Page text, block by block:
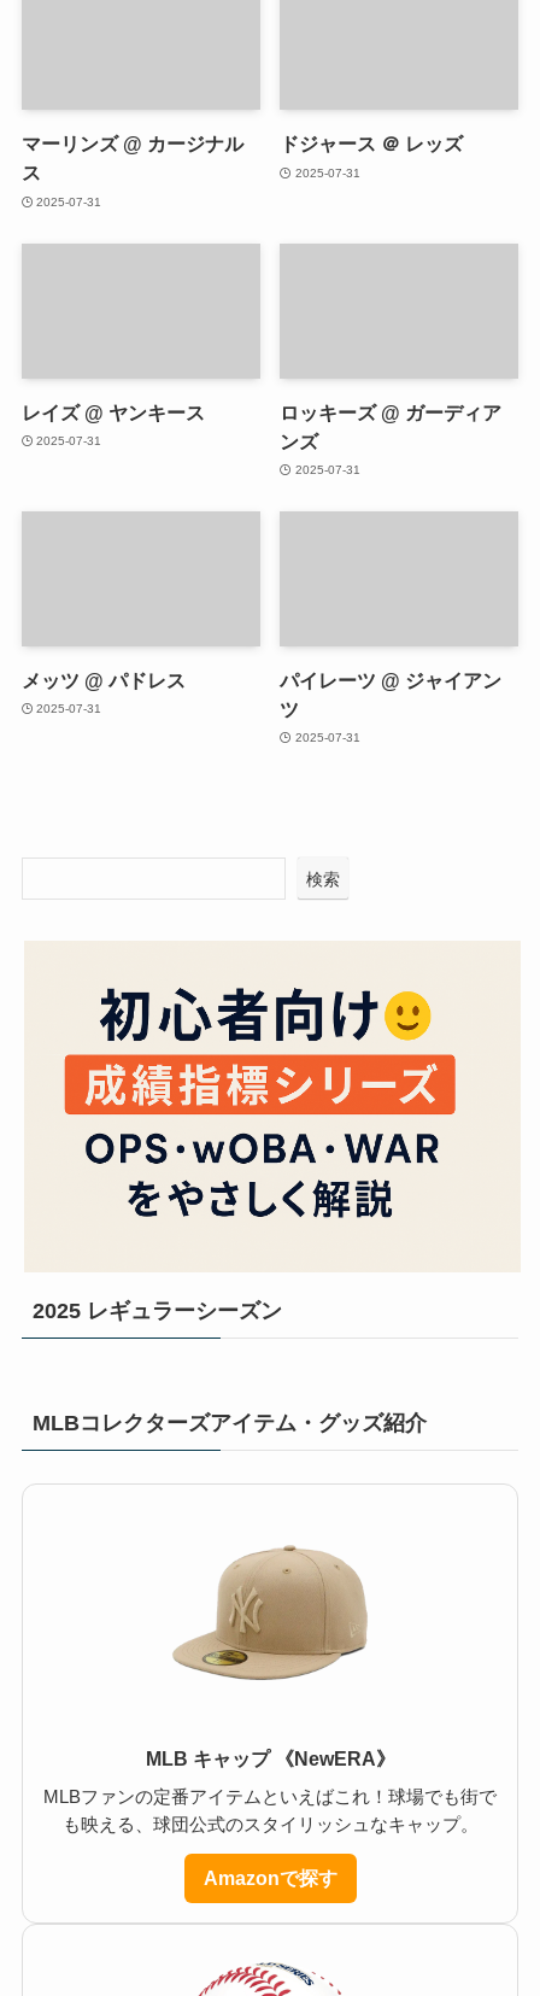
マーリンズ @ カージナル
ス
2025-07-31
ドジャース ＠ レッズ
2025-07-31
レイズ @ ヤンキース
2025-07-31
ロッキーズ @ ガーディア
ンズ
2025-07-31
メッツ @ パドレス
2025-07-31
パイレーツ @ ジャイアン
ツ
2025-07-31
検索
2025 レギュラーシーズン
MLBコレクターズアイテム・グッズ紹介
MLB キャップ 《NewERA》
MLBファンの定番アイテムといえばこれ！球場でも街で
も映える、球団公式のスタイリッシュなキャップ。
Amazonで探す